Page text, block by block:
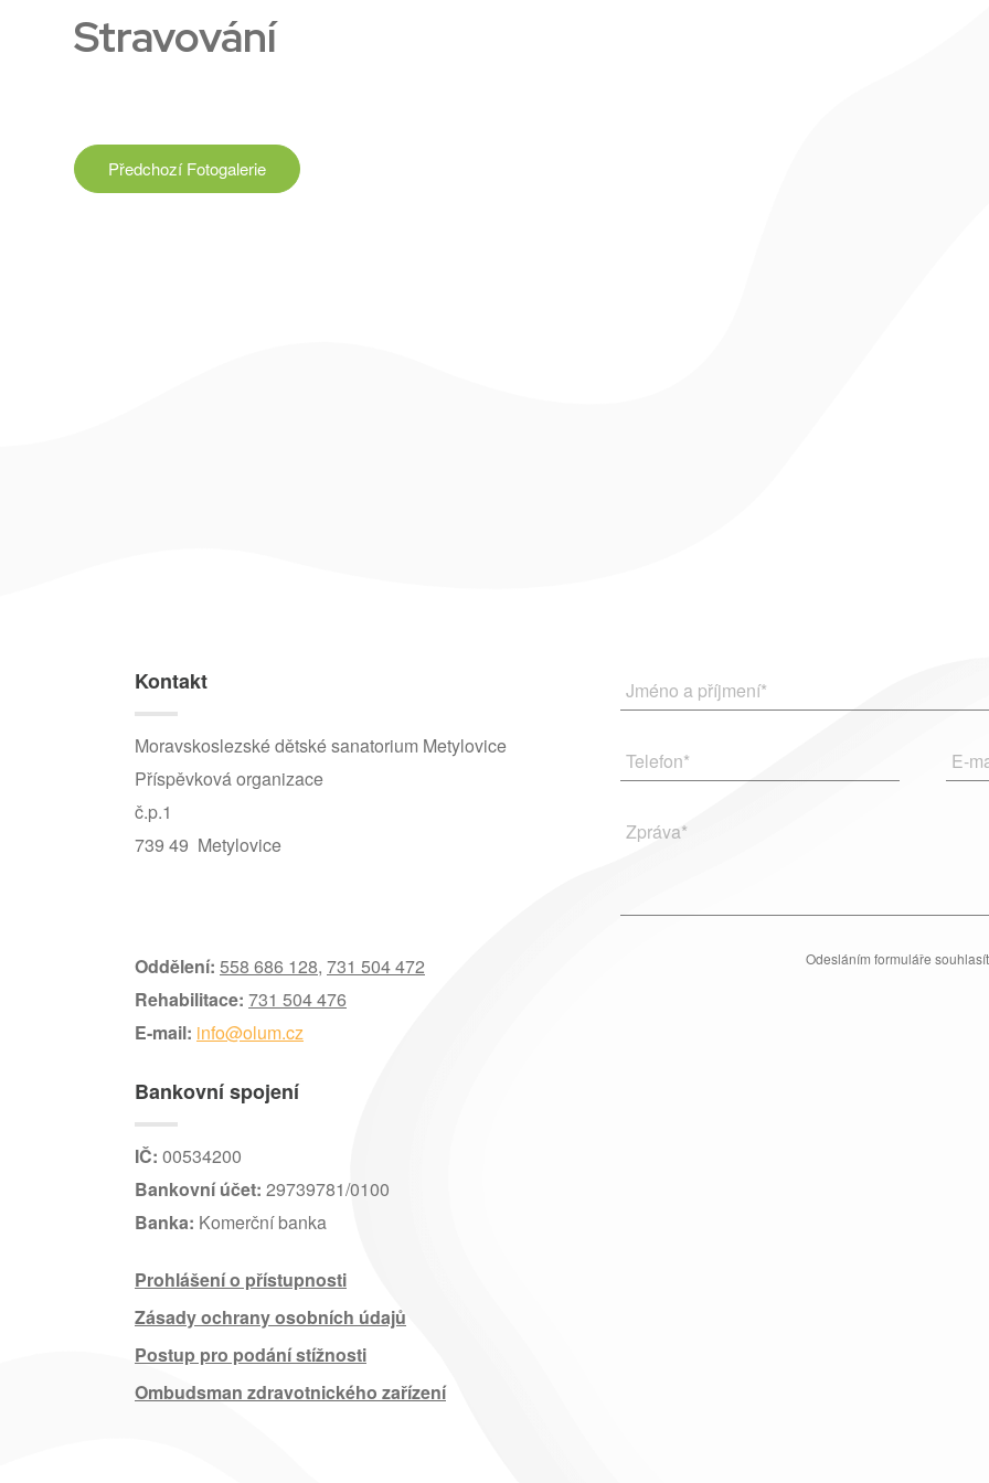
Stravování
PředchozíFotogalerie
Kontakt
Moravskoslezské dětské sanatorium Metylovice
Příspěvková organizace
č.p.1
739 49 Metylovice
Oddělení: 558 686 128, 731 504 472
Rehabilitace: 731 504 476
E-mail: info@olum.cz
Bankovní spojení
IČ: 00534200
Bankovní účet: 29739781/0100
Banka: Komerční banka
Prohlášení o přístupnosti
Zásady ochrany osobních údajů
Postup pro podání stížnosti
Ombudsman zdravotnického zařízení
Jméno a příjmení*
Telefon* E-
Zpráva*
Odesláním formuláře